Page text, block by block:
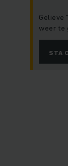
Gelieve
weer te
STA